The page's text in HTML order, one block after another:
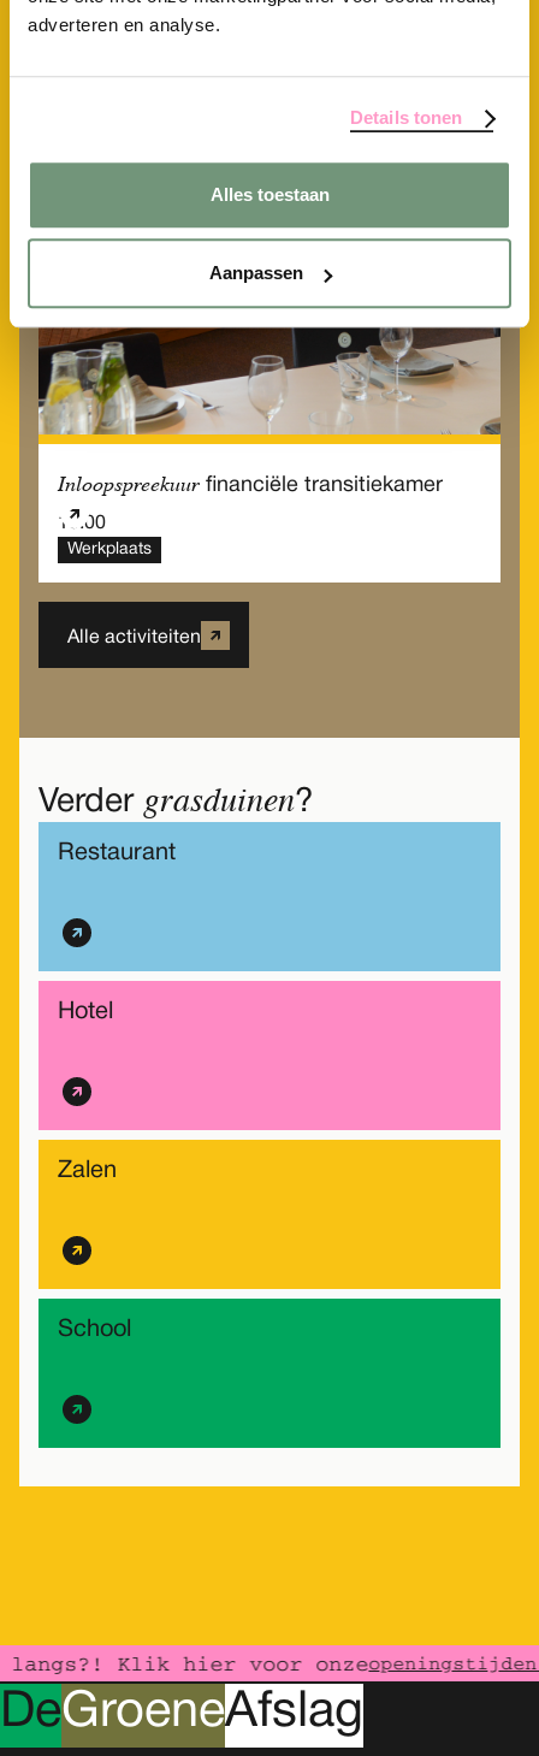
adverteren en analyse.
Details tonen
Alles toestaan
Aanpassen
Inloopspreekuur financiële transitiekamer
Werkplaats
Inloopspreekuur financiële transitiekamer
10.00
Werkplaats
Alle activiteiten
Verder grasduinen?
Restaurant
Hotel
Zalen
School
Klik hier voor onzeopeningstijden
DeGroeneAfslag